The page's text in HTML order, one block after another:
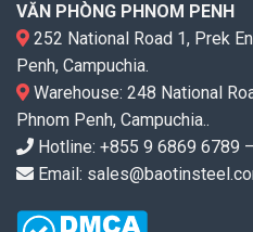
VĂN PHÒNG PHNOM PENH
252 National Road 1, Prek
Penh, Campuchia.
Warehouse: 248 National
Phnom Penh, Campuchia..
Hotline: +855 9 6869 6789
Email: